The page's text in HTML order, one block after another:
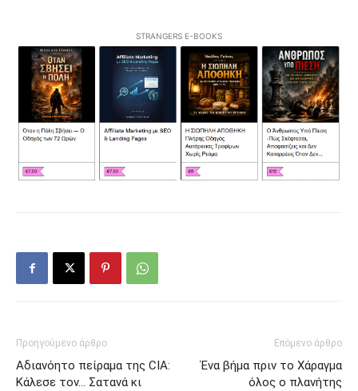
STRANGERS E-BOOKS
Προηγούμενο άρθρο
Αδιανόητο πείραμα της CIA:
Κάλεσε τον… Σατανά κι
Επόμενο άρθρο
Ένα βήμα πριν το Χάραγμα
όλος ο πλανήτης